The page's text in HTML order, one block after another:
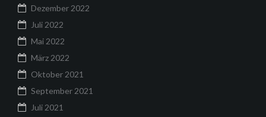
Dezember 2022
Juli 2022
Mai 2022
März 2022
Oktober 2021
September 2021
Juli 2021